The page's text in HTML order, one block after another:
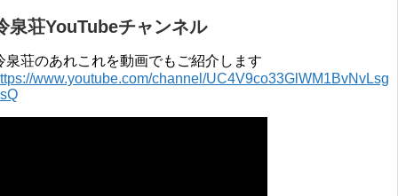
泉荘YouTubeチャンネル
泉荘のあれこれを動画でもご紹介します
www.youtube.com/channel/UC4V9co33GlWM1BvNvLsg